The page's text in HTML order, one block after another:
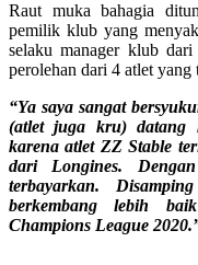
Raut muka bahagia
pemilik klub yang
selaku manager klub
perolehan dari 4 atlet yang
“Ya saya sangat
(atlet juga kru) datang
karena atlet ZZ Stable
dari Longines.
terbayarkan.
berkembang lebih
Champions League